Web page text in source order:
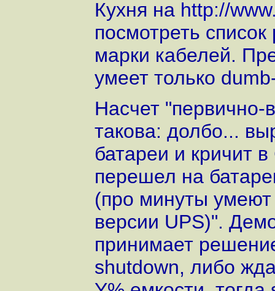
Кухня на http://
посмотреть
марки кабелей.
умеет только
Насчет "первично-
такова: долбо...
батареи и кричит
перешел на
(про минуты умеют
версии UPS)".
принимает
shutdown, либо